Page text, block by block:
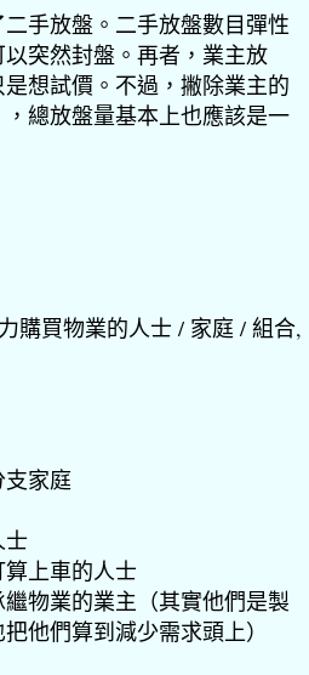
手放盤。二手放盤數目彈性
突然封盤。再者，業主放
想試價。不過，撇除業主的
總放盤量基本上也應該是一
購買物業的人士 / 家庭 / 組合,
家庭
上車的人士
物業的業主（其實他們是製
他們算到減少需求頭上）